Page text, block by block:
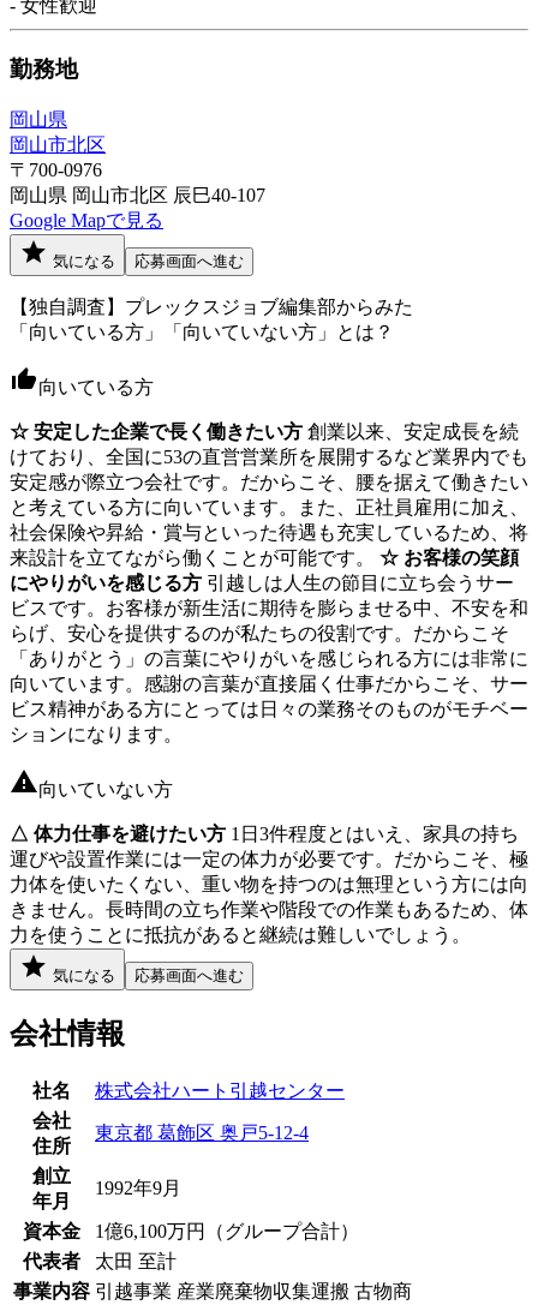
- 女性歓迎
勤務地
岡山県
岡山市北区
〒700-0976
岡山県 岡山市北区 辰巳40-107
Google Mapで見る
気になる 応募画面へ進む
【独自調査】プレックスジョブ編集部からみた
「向いている方」「向いていない方」とは？
向いている方
☆ 安定した企業で長く働きたい方 創業以来、安定成長を続
けており、全国に53の直営営業所を展開するなど業界内でも
安定感が際立つ会社です。だからこそ、腰を据えて働きたい
と考えている方に向いています。また、正社員雇用に加え、
社会保険や昇給・賞与といった待遇も充実しているため、将
来設計を立てながら働くことが可能です。 ☆ お客様の笑顔
にやりがいを感じる方 引越しは人生の節目に立ち会うサー
ビスです。お客様が新生活に期待を膨らませる中、不安を和
らげ、安心を提供するのが私たちの役割です。だからこそ
「ありがとう」の言葉にやりがいを感じられる方には非常に
向いています。感謝の言葉が直接届く仕事だからこそ、サー
ビス精神がある方にとっては日々の業務そのものがモチベー
ションになります。
向いていない方
△ 体力仕事を避けたい方 1日3件程度とはいえ、家具の持ち
運びや設置作業には一定の体力が必要です。だからこそ、極
力体を使いたくない、重い物を持つのは無理という方には向
きません。長時間の立ち作業や階段での作業もあるため、体
力を使うことに抵抗があると継続は難しいでしょう。
気になる 応募画面へ進む
会社情報
社名
株式会社ハート引越センター
会社
住所
東京都 葛飾区 奥戸5-12-4
創立
年月
1992年9月
資本金
1億6,100万円（グループ合計）
代表者
太田 至計
事業内容 引越事業 産業廃棄物収集運搬 古物商